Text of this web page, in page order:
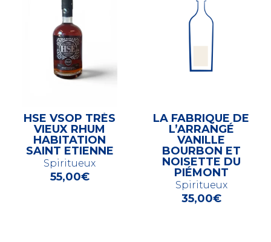
HSE VSOP TRÈS
VIEUX RHUM
HABITATION
SAINT ETIENNE
Spiritueux
55,00€
LA FABRIQUE DE
L’ARRANGÉ
VANILLE
BOURBON ET
NOISETTE DU
PIÉMONT
Spiritueux
35,00€